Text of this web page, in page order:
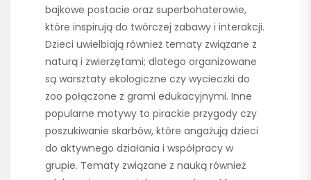
bajkowe postacie oraz superbohaterowie,
które inspirują do twórczej zabawy i interakcji.
Dzieci uwielbiają również tematy związane z
naturą i zwierzętami; dlatego organizowane
są warsztaty ekologiczne czy wycieczki do
zoo połączone z grami edukacyjnymi. Inne
popularne motywy to pirackie przygody czy
poszukiwanie skarbów, które angażują dzieci
do aktywnego działania i współpracy w
grupie. Tematy związane z nauką również